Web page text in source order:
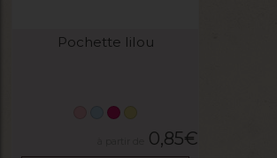
Pochette lilou
0,85€